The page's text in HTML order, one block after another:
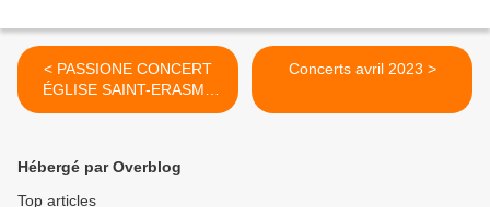
< PASSIONE CONCERT
ÉGLISE SAINT-ERASME
DIMANCHE 09 OCTOBRE
Concerts avril 2023 >
Hébergé par Overblog
Top articles